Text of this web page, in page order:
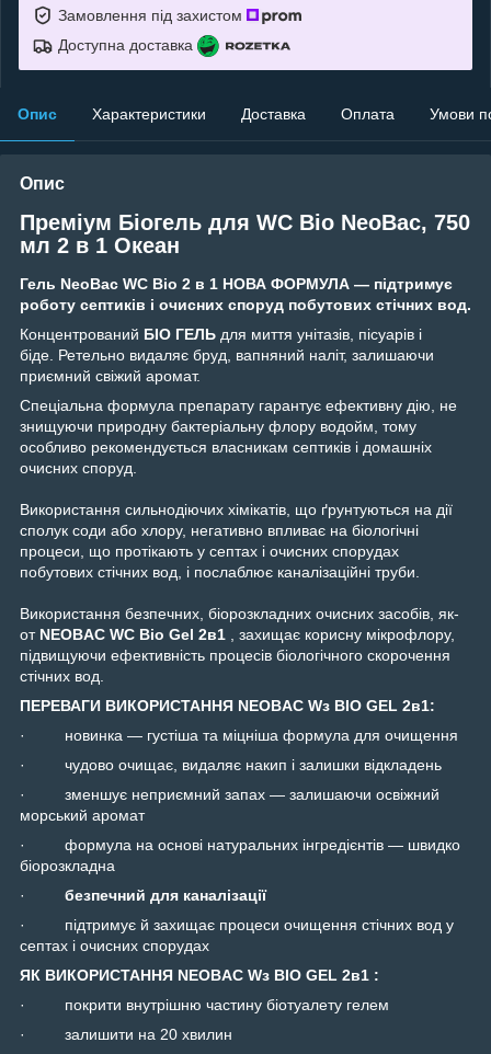
Замовлення під захистом
Доступна доставка
Опис Характеристики Доставка Оплата Умови
Опис
Преміум Біогель для WC Bio NeoBac, 750
мл 2 в 1 Океан
Гель NeoBac WC Bio 2 в 1 НОВА ФОРМУЛА — підтримує
роботу септиків і очисних споруд побутових стічних вод.
Концентрований БІО ГЕЛЬ для миття унітазів, пісуарів і
біде. Ретельно видаляє бруд, вапняний наліт, залишаючи
приємний свіжий аромат.
Спеціальна формула препарату гарантує ефективну дію, не
знищуючи природну бактеріальну флору водойм, тому
особливо рекомендується власникам септиків і домашніх
очисних споруд.
Використання сильнодіючих хімікатів, що ґрунтуються на дії
сполук соди або хлору, негативно впливає на біологічні
процеси, що протікають у септах і очисних спорудах
побутових стічних вод, і послаблює каналізаційні труби.
Використання безпечних, біорозкладних очисних засобів, як-
от NEOBAC WC Bio Gel 2в1 , захищає корисну мікрофлору,
підвищуючи ефективність процесів біологічного скорочення
стічних вод.
ПЕРЕВАГИ ВИКОРИСТАННЯ NEOBAC Wз BIO GEL 2в1:
· новинка — густіша та міцніша формула для очищення
· чудово очищає, видаляє накип і залишки відкладень
· зменшує неприємний запах — залишаючи освіжний
морський аромат
· формула на основі натуральних інгредієнтів — швидко
біорозкладна
· безпечний для каналізації
· підтримує й захищає процеси очищення стічних вод у
септах і очисних спорудах
ЯК ВИКОРИСТАННЯ NEOBAC Wз BIO GEL 2в1 :
· покрити внутрішню частину біотуалету гелем
· залишити на 20 хвилин